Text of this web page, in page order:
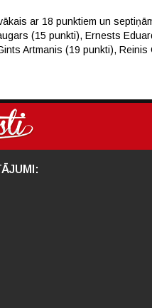
ar 18 punktiem un
(15 punkti), Ernests
Artmanis (19 punkti),